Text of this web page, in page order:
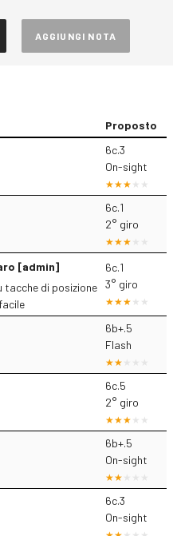
AGGIUNGI NOTA
Proposto
6c.3
On-sight
6c.1
2° giro
[admin]
tacche di posizione
6c.1
3° giro
6b+.5
Flash
6c.5
2° giro
6b+.5
On-sight
6c.3
On-sight